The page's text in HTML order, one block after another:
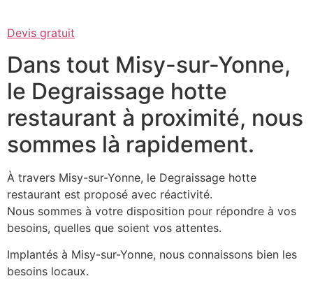
Devis gratuit
Dans tout Misy-sur-Yonne,
le Degraissage hotte
restaurant à proximité, nous
sommes là rapidement.
À travers Misy-sur-Yonne, le Degraissage hotte
restaurant est proposé avec réactivité.
Nous sommes à votre disposition pour répondre à vos
besoins, quelles que soient vos attentes.
Implantés à Misy-sur-Yonne, nous connaissons bien les
besoins locaux.